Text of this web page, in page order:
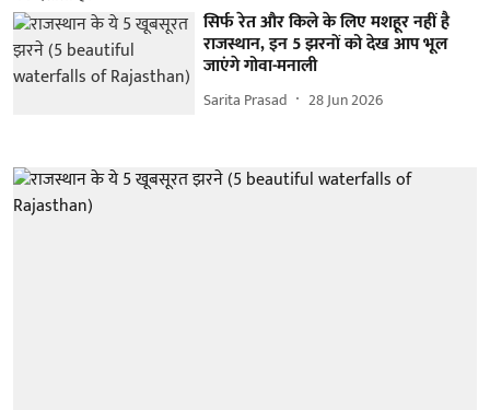
सिर्फ रेत और किले के लिए मशहूर नहीं है
राजस्थान, इन 5 झरनों को देख आप भूल
जाएंगे गोवा-मनाली
Sarita Prasad 28 Jun 2026